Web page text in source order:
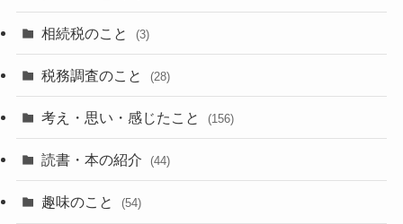
相続税のこと (3)
税務調査のこと (28)
考え・思い・感じたこと (156)
読書・本の紹介 (44)
趣味のこと (54)